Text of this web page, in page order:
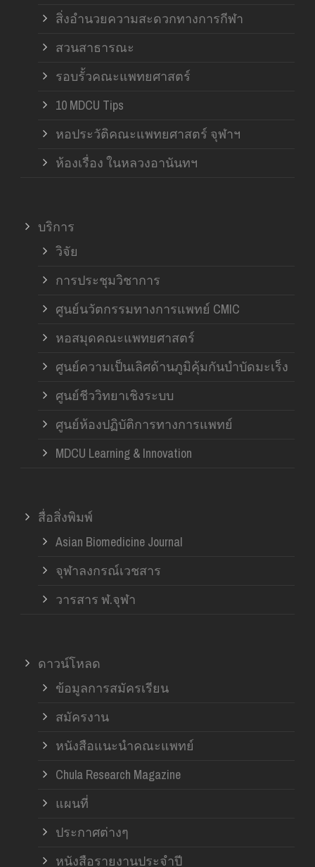
สิ่งอำนวยความสะดวกทางการกีฬา
สวนสาธารณะ
รอบรั้วคณะแพทยศาสตร์
10 MDCU Tips
หอประวัติคณะแพทยศาสตร์ จุฬาฯ
ห้องเรื่อง ในหลวงอานันทฯ
บริการ
วิจัย
การประชุมวิชาการ
ศูนย์นวัตกรรมทางการแพทย์ CMIC
หอสมุดคณะแพทยศาสตร์
ศูนย์ความเป็นเลิศด้านภูมิคุ้มกันบำบัดมะเร็ง
ศูนย์ชีววิทยาเชิงระบบ
ศูนย์ห้องปฏิบัติการทางการแพทย์
MDCU Learning & Innovation
สื่อสิ่งพิมพ์
Asian Biomedicine Journal
จุฬาลงกรณ์เวชสาร
วารสาร ฬ.จุฬา
ดาวน์โหลด
ข้อมูลการสมัครเรียน
สมัครงาน
หนังสือแนะนำคณะแพทย์
Chula Research Magazine
แผนที่
ประกาศต่างๆ
หนังสือรายงานประจำปี